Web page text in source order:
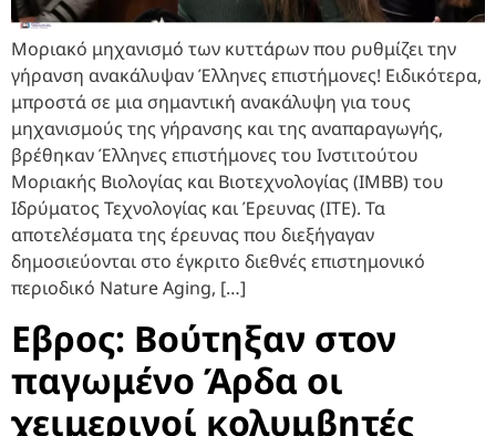
Μοριακό μηχανισμό των κυττάρων που ρυθμίζει την
γήρανση ανακάλυψαν Έλληνες επιστήμονες! Ειδικότερα,
μπροστά σε μια σημαντική ανακάλυψη για τους
μηχανισμούς της γήρανσης και της αναπαραγωγής,
βρέθηκαν Έλληνες επιστήμονες του Ινστιτούτου
Μοριακής Βιολογίας και Βιοτεχνολογίας (ΙΜΒΒ) του
Ιδρύματος Τεχνολογίας και Έρευνας (ΙΤΕ). Τα
αποτελέσματα της έρευνας που διεξήγαγαν
δημοσιεύονται στο έγκριτο διεθνές επιστημονικό
περιοδικό Nature Aging, […]
Εβρος: Βούτηξαν στον
παγωμένο Άρδα οι
χειμερινοί κολυμβητές